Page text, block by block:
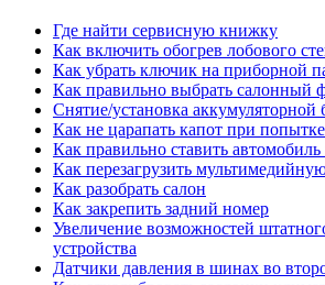
Где найти сервисную книжку
Как включить обогрев лобового
Как убрать ключик на приборной
Как правильно выбрать салонный
Снятие/установка аккумуляторной
Как не царапать капот при
Как правильно ставить
Как перезагрузить
Как разобрать салон
Как закрепить задний номер
Увеличение возможностей
устройства
Датчики давления в шинах во